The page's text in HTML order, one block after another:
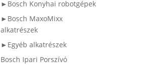
►Bosch Konyhai robotgépek
►Bosch MaxoMixx
alkatrészek
►Egyéb alkatrészek
Bosch Ipari Porszívó